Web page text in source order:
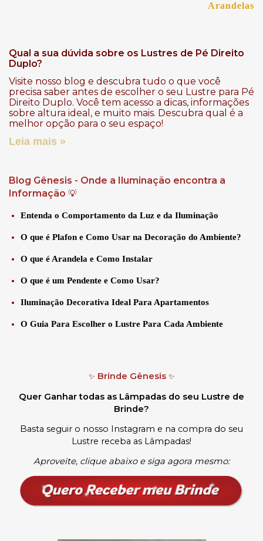
Arandelas
Qual a sua dúvida sobre os Lustres de Pé Direito
Duplo?
Visite nosso blog e descubra tudo o que você
precisa saber antes de escolher o seu Lustre para Pé
Direito Duplo. Você tem acesso a dicas, informações
sobre altura ideal, e muito mais. Descubra qual é a
melhor opção para o seu espaço!
Leia mais »
Blog Gênesis - Onde a Iluminação encontra a
Informação 💡
Entenda o Comportamento da Luz e da Iluminação
O que é Plafon e Como Usar na Decoração do Ambiente?
O que é Arandela e Como Instalar
O que é um Pendente e Como Usar?
Iluminação Decorativa Ideal Para Apartamentos
O Guia Para Escolher o Lustre Para Cada Ambiente
✨ Brinde Gênesis ✨
Quer Ganhar todas as Lâmpadas do seu Lustre de
Brinde?
Basta seguir o nosso Instagram e na compra do seu
Lustre receba as Lâmpadas!
Aproveite, clique abaixo e siga agora mesmo: